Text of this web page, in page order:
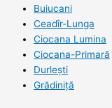
Buiucani
Ceadîr-Lunga
Ciocana Lumina
Ciocana-Primară
Durlești
Grădiniță